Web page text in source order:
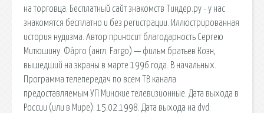
на торговца. Бесплатный сайт знакомств Тиндер.ру - у нас
знакомятся бесплатно и без регистрации. Иллюстрированная
история нудизма. Автор приносит благодарность Сергею
Митюшину. Фа́рго (англ. Fargo) — фильм братьев Коэн,
вышедший на экраны в марте 1996 года. В начальных.
Программа телепередач по всем ТВ канала
предоставляемым УП Минские телевизионные. Дата выхода в
России (или в Мире): 15.02.1998. Дата выхода на dvd: